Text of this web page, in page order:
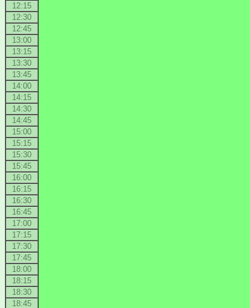
12:15
12:30
12:45
13:00
13:15
13:30
13:45
14:00
14:15
14:30
14:45
15:00
15:15
15:30
15:45
16:00
16:15
16:30
16:45
17:00
17:15
17:30
17:45
18:00
18:15
18:30
18:45